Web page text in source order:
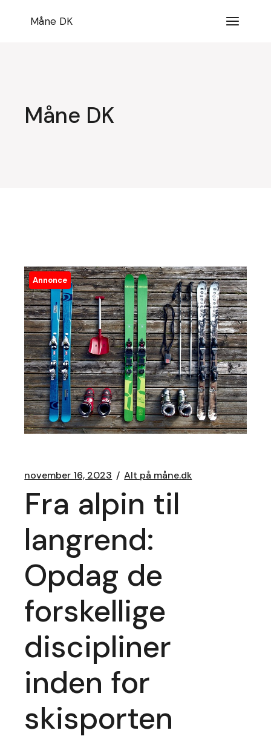
indholdMåne DK
Måne DK
Annonce
november 16, 2023 Alt på måne.dk
Fra alpin til
langrend:
Opdag de
forskellige
discipliner
inden for
skisporten